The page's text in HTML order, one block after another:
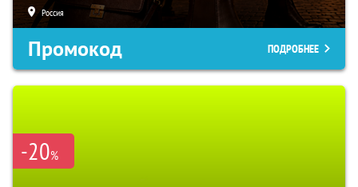
Россия
Промокод ПОДРОБНЕЕ
-20%